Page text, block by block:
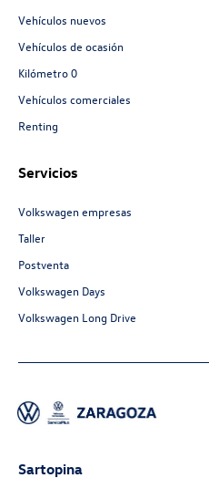
Vehículos nuevos
Vehículos de ocasión
Kilómetro 0
Vehículos comerciales
Renting
Servicios
Volkswagen empresas
Taller
Postventa
Volkswagen Days
Volkswagen Long Drive
Sartopina